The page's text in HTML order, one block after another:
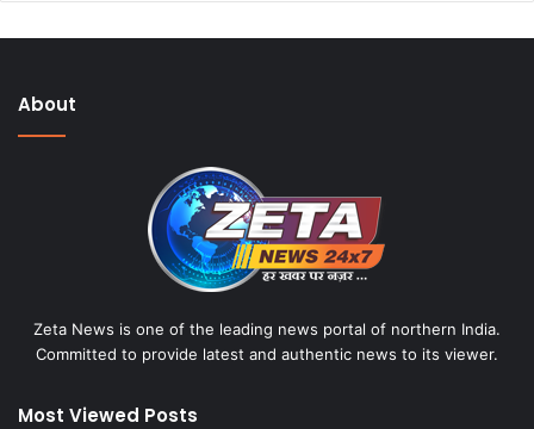
About
Zeta News is one of the leading news portal of northern India.
Committed to provide latest and authentic news to its viewer.
Most Viewed Posts